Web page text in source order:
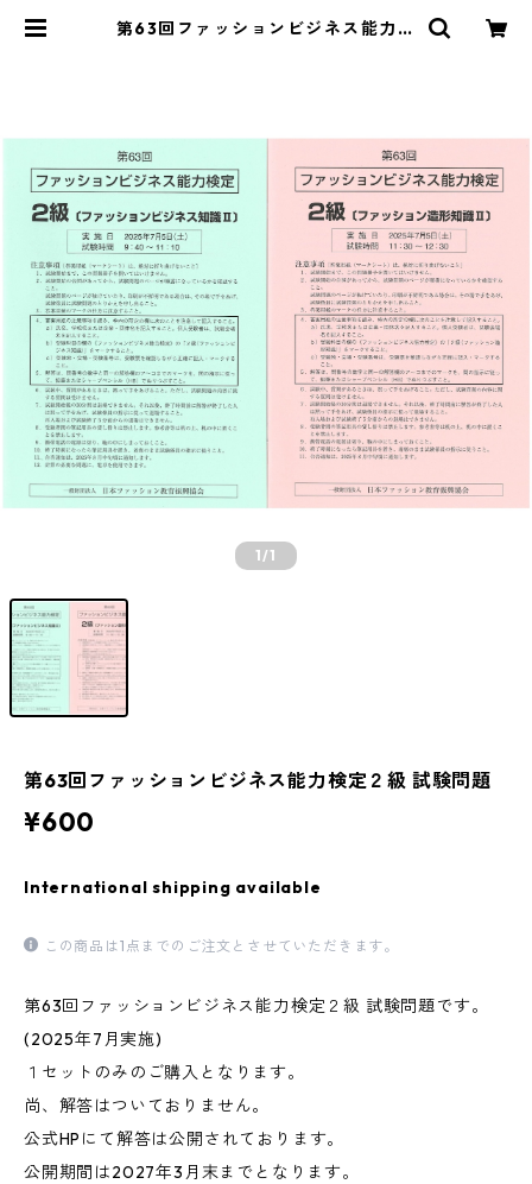
第63回ファッションビジネス能力検
1/1
第63回ファッションビジネス能力検定２級 試験問題
¥600
International shipping available
この商品は1点までのご注文とさせていただきます。
第63回ファッションビジネス能力検定２級 試験問題です。
(2025年7月実施)
１セットのみのご購入となります。
尚、解答はついておりません。
公式HPにて解答は公開されております。
公開期間は2027年3月末までとなります。